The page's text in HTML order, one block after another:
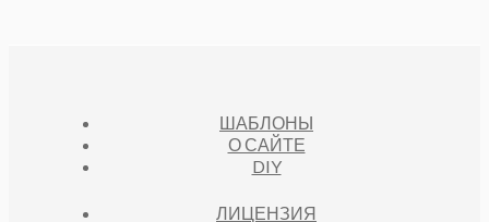
ШАБЛОНЫ
О САЙТЕ
DIY
ЛИЦЕНЗИЯ